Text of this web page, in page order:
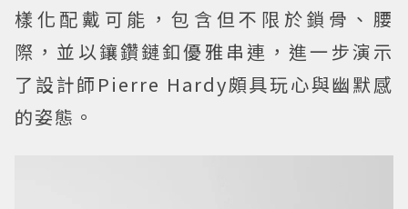
樣化配戴可能，包含但不限於鎖骨、腰
際，並以鑲鑽鏈釦優雅串連，進一步演示
了設計師Pierre Hardy頗具玩心與幽默感
的姿態。